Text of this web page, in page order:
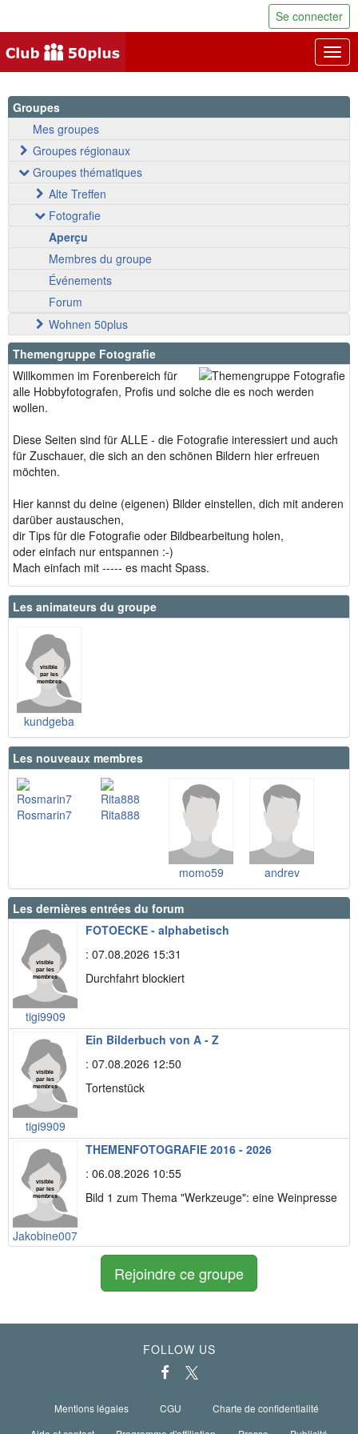
Se connecter
Groupes
Mes groupes
Groupes régionaux
Groupes thématiques
Alte Treffen
Fotografie
Aperçu
Membres du groupe
Événements
Forum
Wohnen 50plus
Themengruppe Fotografie
Willkommen im Forenbereich für
alle Hobbyfotografen, Profis und solche die es noch werden
wollen.
Diese Seiten sind für ALLE - die Fotografie interessiert und auch
für Zuschauer, die sich an den schönen Bildern hier erfreuen
möchten.
Hier kannst du deine (eigenen) Bilder einstellen, dich mit anderen
darüber austauschen,
dir Tips für die Fotografie oder Bildbearbeitung holen,
oder einfach nur entspannen :-)
Mach einfach mit ----- es macht Spass.
Les animateurs du groupe
kundgeba
Les nouveaux membres
Rosmarin7 Rita888
momo59 andrev
Les dernières entrées du forum
tigi9909
FOTOECKE - alphabetisch
: 07.08.2026 15:31
Durchfahrt blockiert
tigi9909
Ein Bilderbuch von A - Z
: 07.08.2026 12:50
Tortenstück
Jakobine007
THEMENFOTOGRAFIE 2016 - 2026
: 06.08.2026 10:55
Bild 1 zum Thema "Werkzeuge": eine Weinpresse
Rejoindre ce groupe
FOLLOW US
Mentions légales CGU
Charte de confidentialité